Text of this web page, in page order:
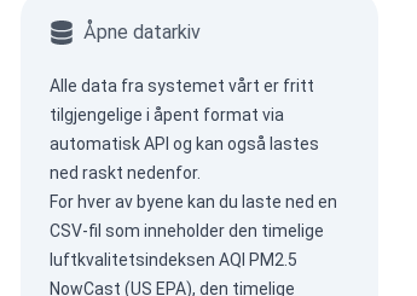
Åpne datarkiv
Alle data fra systemet vårt er fritt
tilgjengelige i åpent format via
automatisk API og kan også lastes
ned raskt nedenfor.
For hver av byene kan du laste ned en
CSV-fil som inneholder den timelige
luftkvalitetsindeksen AQI PM2.5
NowCast (US EPA), den timelige